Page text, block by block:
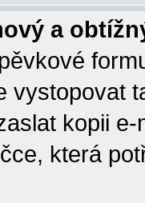
a
vystopovat
kopii
která